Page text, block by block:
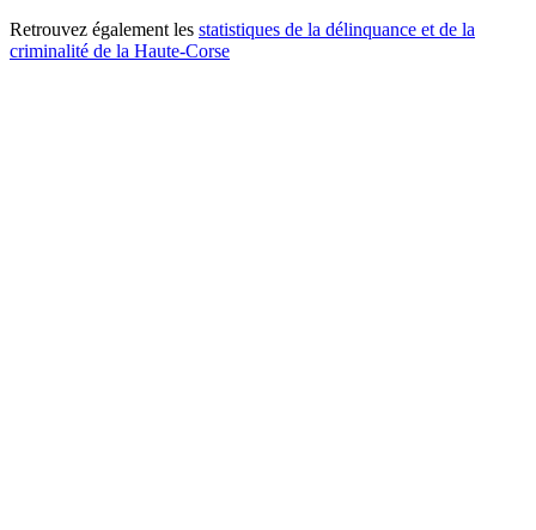
Retrouvez également les statistiques de la délinquance et de la
criminalité de la Haute-Corse